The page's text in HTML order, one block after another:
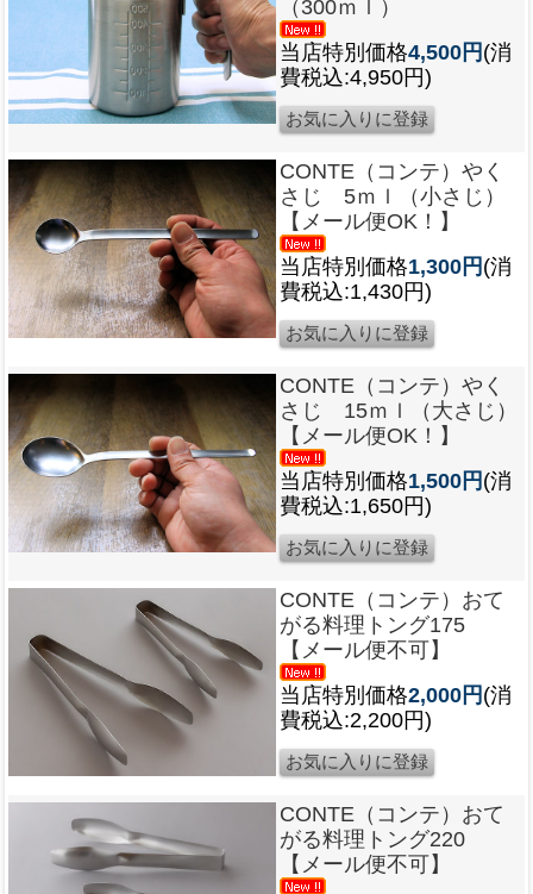
（300ｍｌ）
当店特別価格4,500円 (消
費税込:4,950円)
CONTE（コンテ）やく
さじ 5ｍｌ（小さじ）
【メール便OK！】
当店特別価格1,300円 (消
費税込:1,430円)
CONTE（コンテ）やく
さじ 15ｍｌ（大さじ）
【メール便OK！】
当店特別価格1,500円 (消
費税込:1,650円)
CONTE（コンテ）おて
がる料理トング175
【メール便不可】
当店特別価格2,000円 (消
費税込:2,200円)
CONTE（コンテ）おて
がる料理トング220
【メール便不可】